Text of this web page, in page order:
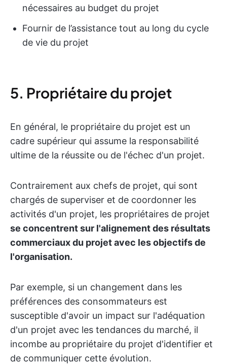
nécessaires au budget du projet
Fournir de l’assistance tout au long du cycle
de vie du projet
5. Propriétaire du projet
En général, le propriétaire du projet est un
cadre supérieur qui assume la responsabilité
ultime de la réussite ou de l'échec d'un projet.
Contrairement aux chefs de projet, qui sont
chargés de superviser et de coordonner les
activités d'un projet, les propriétaires de projet
se concentrent sur l'alignement des résultats
commerciaux du projet avec les objectifs de
l'organisation.
Par exemple, si un changement dans les
préférences des consommateurs est
susceptible d'avoir un impact sur l'adéquation
d'un projet avec les tendances du marché, il
incombe au propriétaire du projet d'identifier et
de communiquer cette évolution.